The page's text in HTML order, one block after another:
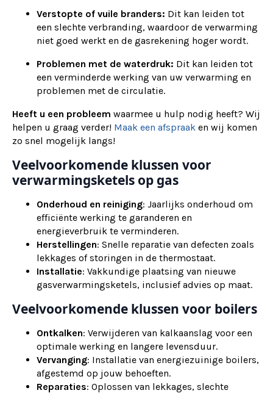
Verstopte of vuile branders: Dit kan leiden tot
een slechte verbranding, waardoor de verwarming
niet goed werkt en de gasrekening hoger wordt.
Problemen met de waterdruk: Dit kan leiden tot
een verminderde werking van uw verwarming en
problemen met de circulatie.
Heeft u een probleem waarmee u hulp nodig heeft? Wij
helpen u graag verder! Maak een afspraak en wij komen
zo snel mogelijk langs!
Veelvoorkomende klussen voor
verwarmingsketels op gas
Onderhoud en reiniging: Jaarlijks onderhoud om
efficiënte werking te garanderen en
energieverbruik te verminderen.
Herstellingen: Snelle reparatie van defecten zoals
lekkages of storingen in de thermostaat.
Installatie: Vakkundige plaatsing van nieuwe
gasverwarmingsketels, inclusief advies op maat.
Veelvoorkomende klussen voor boilers
Ontkalken: Verwijderen van kalkaanslag voor een
optimale werking en langere levensduur.
Vervanging: Installatie van energiezuinige boilers,
afgestemd op jouw behoeften.
Reparaties: Oplossen van lekkages, slechte